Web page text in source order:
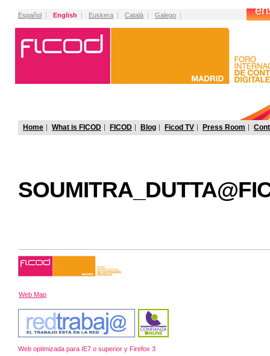
Español English Euskera Català Galego
Home What is FICOD FICOD Blog Ficod TV Press Room
Web Map
Web optimizada para IE7 o superior y Firefox 3